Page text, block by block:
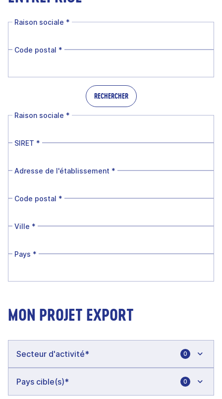
Raison sociale *
Code postal *
RECHERCHER
Raison sociale *
SIRET *
Adresse de l'établissement *
Code postal *
Ville *
Pays *
MON PROJET EXPORT
0
0